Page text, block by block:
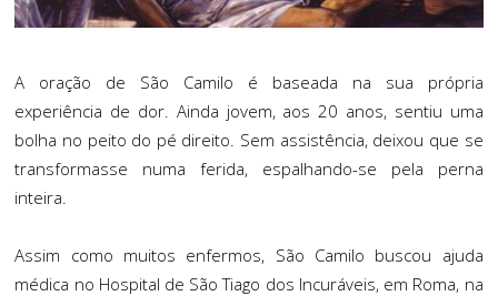
A oração de São Camilo é baseada na sua própria
experiência de dor. Ainda jovem, aos 20 anos, sentiu uma
bolha no peito do pé direito. Sem assistência, deixou que se
transformasse numa ferida, espalhando-se pela perna
inteira.
Assim como muitos enfermos, São Camilo buscou ajuda
médica no Hospital de São Tiago dos Incuráveis, em Roma, na